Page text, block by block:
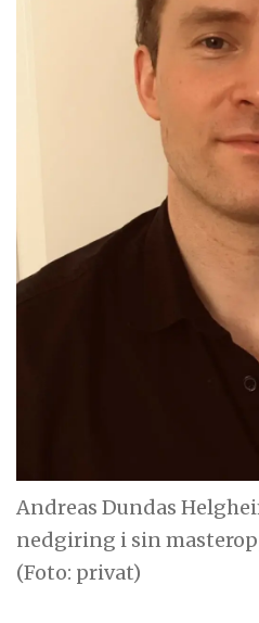
Andreas Dundas
nedgiring i sin
(Foto: privat)